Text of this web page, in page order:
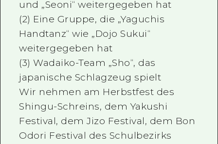
und „Seoni“ weitergegeben hat
(2) Eine Gruppe, die „Yaguchis
Handtanz“ wie „Dojo Sukui“
weitergegeben hat
(3) Wadaiko-Team „Sho“, das
japanische Schlagzeug spielt
Wir nehmen am Herbstfest des
Shingu-Schreins, dem Yakushi
Festival, dem Jizo Festival, dem Bon
Odori Festival des Schulbezirks